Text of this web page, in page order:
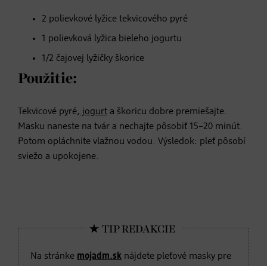
2 polievkové lyžice tekvicového pyré
1 polievková lyžica bieleho jogurtu
1/2 čajovej lyžičky škorice
Použitie:
Tekvicové pyré, jogurt a škoricu dobre premiešajte.
Masku naneste na tvár a nechajte pôsobiť 15–20 minút.
Potom opláchnite vlažnou vodou. Výsledok: pleť pôsobí
sviežo a upokojene.
Na stránke mojadm.sk nájdete pleťové masky pre